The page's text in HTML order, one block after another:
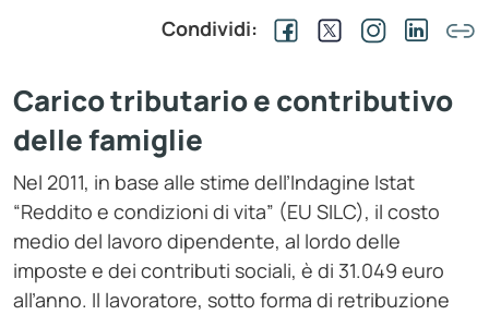
Condividi:
Carico tributario e contributivo
delle famiglie
Nel 2011, in base alle stime dell’Indagine Istat
“Reddito e condizioni di vita” (EU SILC), il costo
medio del lavoro dipendente, al lordo delle
imposte e dei contributi sociali, è di 31.049 euro
all’anno. Il lavoratore, sotto forma di retribuzione